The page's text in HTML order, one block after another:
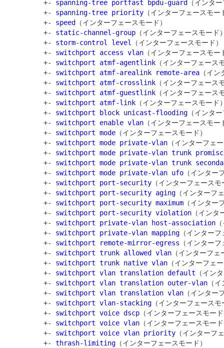
         +-
spanning-tree portfast bpdu-guard
（インタ
         +-
spanning-tree priority （インターフェースモー
         +-
speed
（インターフェースモード）
         +-
static-channel-group （インターフェースモード
         +-
storm-control level
（インターフェースモード）
         +-
switchport access vlan （インターフェースモー
         +-
switchport atmf-agentlink （インターフェース
         +-
switchport atmf-arealink remote-area （イ
         +-
switchport atmf-crosslink （インターフェース
         +-
switchport atmf-guestlink （インターフェース
         +-
switchport atmf-link （インターフェースモード
         +-
switchport block unicast-flooding （インタ
         +-
switchport enable vlan （インターフェースモー
         +-
switchport mode （インターフェースモード）
         +-
switchport mode private-vlan （インターフェ
         +-
switchport mode private-vlan trunk
         +-
switchport mode private-vlan trunk
         +-
switchport mode private-vlan ufo （インター
         +-
switchport port-security （インターフェース
         +-
switchport port-security aging （インターフ
         +-
switchport port-security maximum （インター
         +-
switchport port-security violation （イン
         +-
switchport private-vlan host-association
         +-
switchport private-vlan mapping （インター
         +-
switchport remote-mirror-egress （インター
         +-
switchport trunk allowed vlan （インターフ
         +-
switchport trunk native vlan （インターフェ
         +-
switchport vlan translation default （イン
         +-
switchport vlan translation outer-vlan （
         +-
switchport vlan translation vlan （インター
         +-
switchport vlan-stacking （インターフェース
         +-
switchport voice dscp （インターフェースモー
         +-
switchport voice vlan （インターフェースモー
         +-
switchport voice vlan priority （インターフ
         +-
thrash-limiting （インターフェースモード）